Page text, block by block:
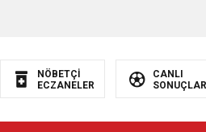
NÖBETÇİ
ECZANELER
CANLI
SONUÇLAR